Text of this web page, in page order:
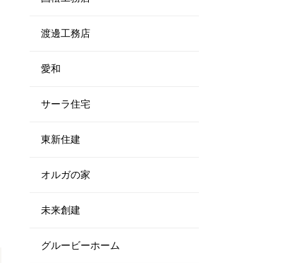
渡邊工務店
愛和
サーラ住宅
東新住建
オルガの家
未来創建
グルービーホーム